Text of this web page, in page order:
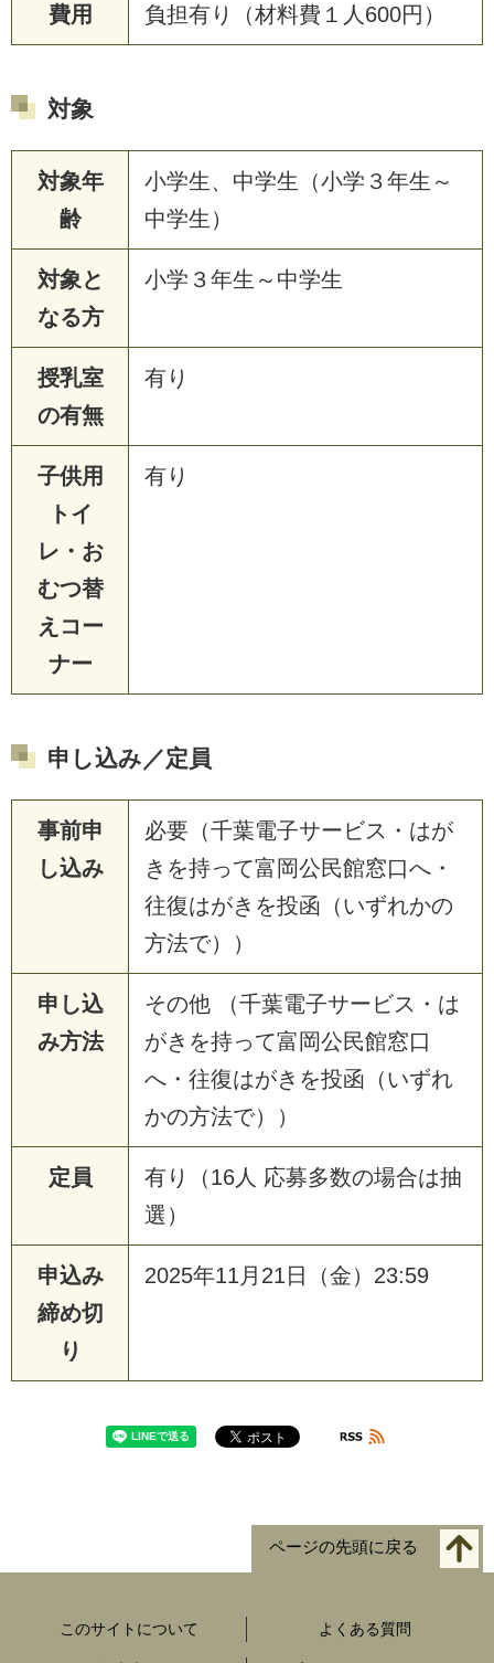
費用 負担有り（材料費１人600円）
対象
対象年
齢
小学生、中学生（小学３年生～
中学生）
対象と
なる方
小学３年生～中学生
授乳室
の有無
有り
子供用
トイ
レ・お
むつ替
えコー
ナー
有り
申し込み／定員
事前申
し込み
必要（千葉電子サービス・はが
きを持って富岡公民館窓口へ・
往復はがきを投函（いずれかの
方法で））
申し込
み方法
その他 （千葉電子サービス・は
がきを持って富岡公民館窓口
へ・往復はがきを投函（いずれ
かの方法で））
定員
有り（16人 応募多数の場合は抽
選）
申込み
締め切
り
2025年11月21日（金）23:59
ページの先頭に戻る
このサイトについて よくある質問